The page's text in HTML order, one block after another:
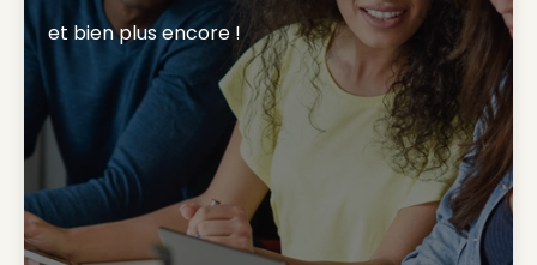
et bien plus encore !